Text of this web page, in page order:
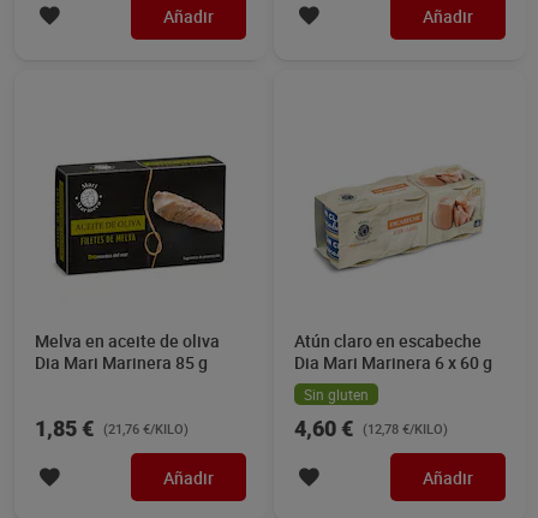
Añadir Añadir
Melva en aceite de oliva
Dia Mari Marinera 85 g
1,85 € (21,76 €/KILO)
Añadir
Atún claro en escabeche
Dia Mari Marinera 6 x 60 g
Sin gluten
4,60 € (12,78 €/KILO)
Añadir